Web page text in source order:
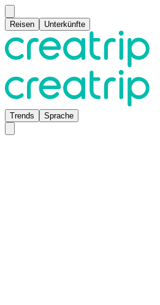
Reisen Unterkünfte
Trends Sprache